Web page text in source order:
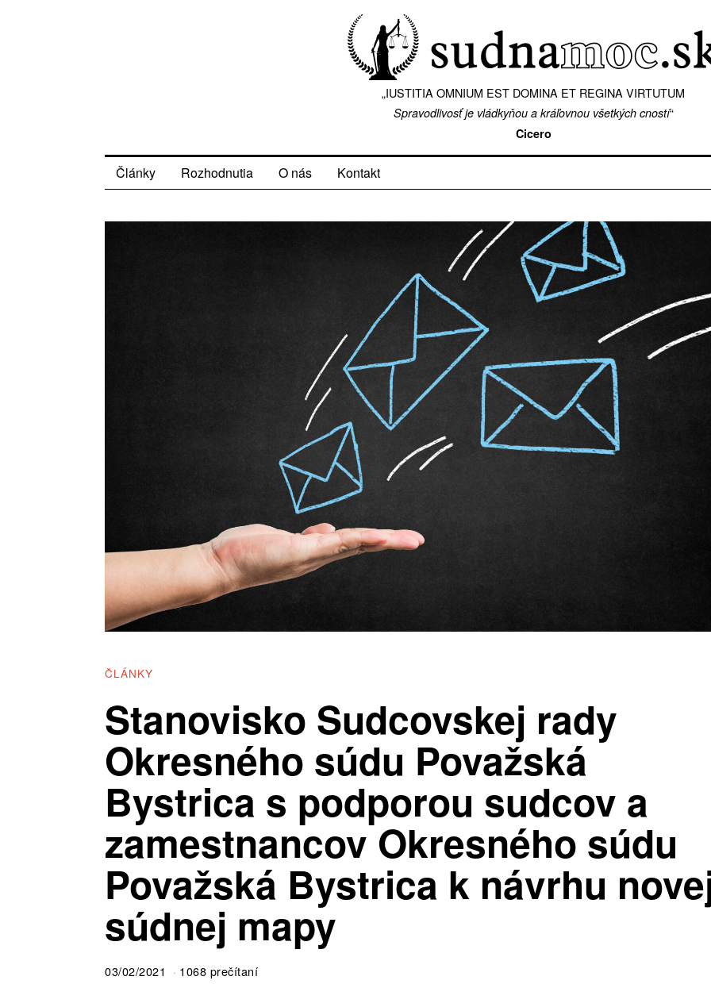
„IUSTITIA OMNIUM EST DOMINA ET REGINA VIRTUTUM
Spravodlivosť je vládkyňou a kráľovnou všetkých cností“
Cicero
Články Rozhodnutia O nás Kontakt
ČLÁNKY
Stanovisko Sudcovskej rady
Okresného súdu Považská
Bystrica s podporou sudcov a
zamestnancov Okresného súdu
Považská Bystrica k návrhu
súdnej mapy
03/02/2021 1068 prečítaní